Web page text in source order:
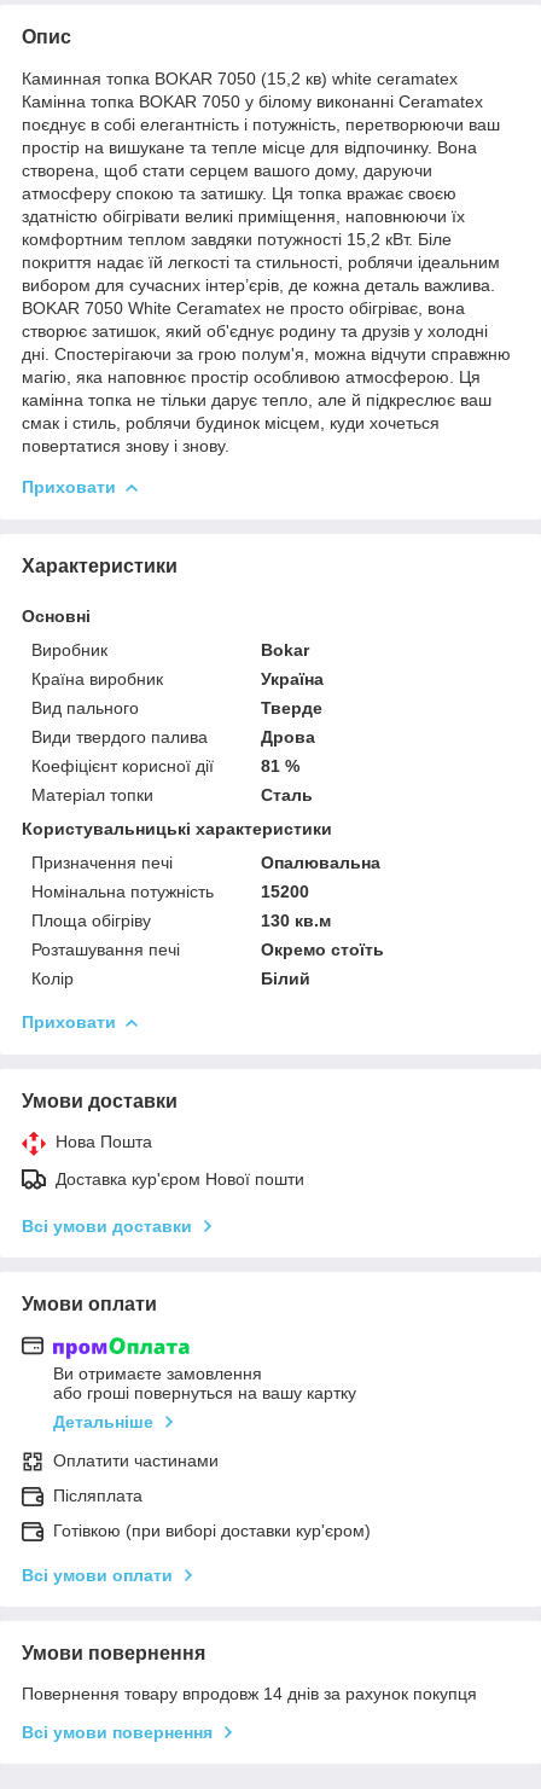
Опис
Каминная топка BOKAR 7050 (15,2 кв) white ceramatex
Камінна топка BOKAR 7050 у білому виконанні Ceramatex
поєднує в собі елегантність і потужність, перетворюючи ваш
простір на вишукане та тепле місце для відпочинку. Вона
створена, щоб стати серцем вашого дому, даруючи
атмосферу спокою та затишку. Ця топка вражає своєю
здатністю обігрівати великі приміщення, наповнюючи їх
комфортним теплом завдяки потужності 15,2 кВт. Біле
покриття надає їй легкості та стильності, роблячи ідеальним
вибором для сучасних інтер’єрів, де кожна деталь важлива.
BOKAR 7050 White Ceramatex не просто обігріває, вона
створює затишок, який об'єднує родину та друзів у холодні
дні. Спостерігаючи за грою полум'я, можна відчути справжню
магію, яка наповнює простір особливою атмосферою. Ця
камінна топка не тільки дарує тепло, але й підкреслює ваш
смак і стиль, роблячи будинок місцем, куди хочеться
повертатися знову і знову.
Приховати
Характеристики
Основні
Виробник
Bokar
Країна виробник
Україна
Вид пального
Тверде
Види твердого палива
Дрова
Коефіцієнт корисної дії
81 %
Матеріал топки
Сталь
Користувальницькі характеристики
Призначення печі
Опалювальна
Номінальна потужність
15200
Площа обігріву
130 кв.м
Розташування печі
Окремо стоїть
Колір
Білий
Приховати
Умови доставки
Нова Пошта
Доставка кур'єром Нової пошти
Всі умови доставки
Умови оплати
Ви отримаєте замовлення
або гроші повернуться на вашу картку
Детальніше
Оплатити частинами
Післяплата
Готівкою (при виборі доставки кур'єром)
Всі умови оплати
Умови повернення
Повернення товару впродовж 14 днів за рахунок покупця
Всі умови повернення